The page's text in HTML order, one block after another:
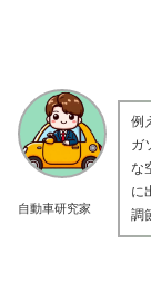
自動車研究家
例
ガ
な
に
調